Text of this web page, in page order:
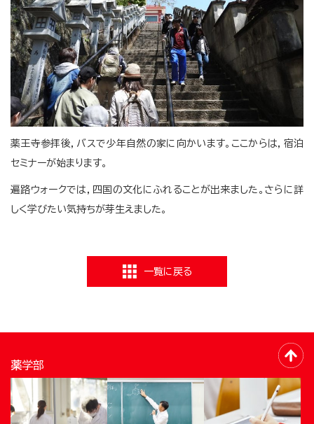
薬王寺参拝後，バスで少年自然の家に向かいます。ここからは，宿泊
セミナーが始まります。
遍路ウォークでは，四国の文化にふれることが出来ました。さらに詳
しく学びたい気持ちが芽生えました。
一覧に戻る
薬学部